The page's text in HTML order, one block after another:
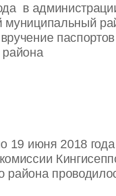
в
муниципальный
района
19 июня 2018
района